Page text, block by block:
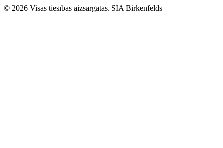
© 2026 Visas tiesības aizsargātas. SIA Birkenfelds